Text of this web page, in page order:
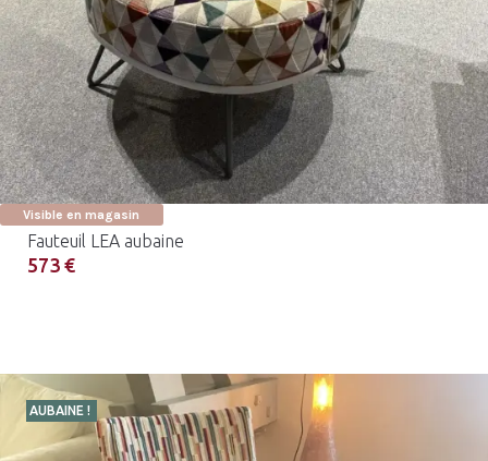
Visible en magasin
Fauteuil LEA aubaine
573 €
AUBAINE !